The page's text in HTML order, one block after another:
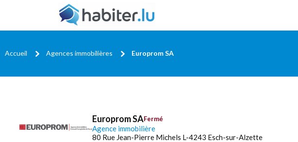
Accueil Agences immobilières Europrom SA
Europrom SAFermé
Agence immobilière
80 Rue Jean-Pierre Michels L-4243 Esch-sur-Alzette